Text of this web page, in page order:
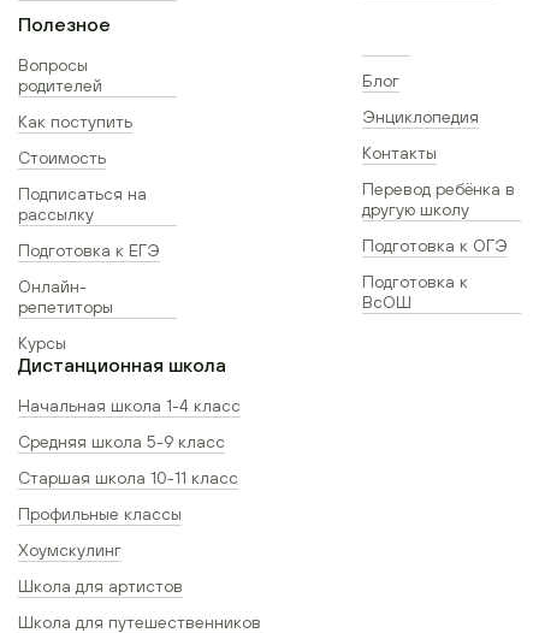
Полезное
Вопросы
родителей
Как поступить
Стоимость
Подписаться на
рассылку
Подготовка к ЕГЭ
Онлайн-
репетиторы
Курсы
Блог
Энциклопедия
Контакты
Перевод ребёнка в
другую школу
Подготовка к ОГЭ
Подготовка к
ВсОШ
Дистанционная школа
Начальная школа 1-4 класс
Средняя школа 5-9 класс
Старшая школа 10-11 класс
Профильные классы
Хоумскулинг
Школа для артистов
Школа для путешественников